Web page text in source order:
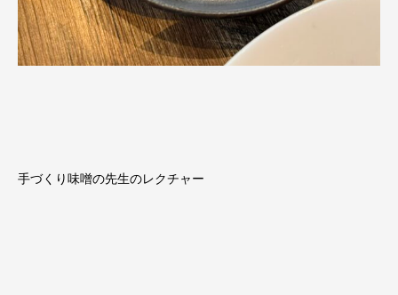
手づくり味噌の先生のレクチャー